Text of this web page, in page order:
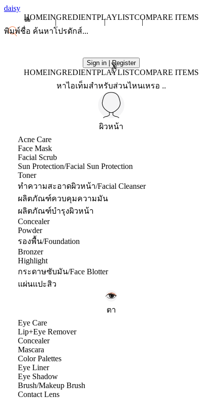
daisy
HOMEINGREDIENTPLAYLISTCOMPARE ITEMS
Sign in | Register
X
HOMEINGREDIENTPLAYLISTCOMPARE ITEMS
หาไอเท็มสำหรับส่วนไหนเหรอ ..
ผิวหน้า
Acne Care
Face Mask
Facial Scrub
Sun Protection/Facial Sun Protection
Toner
ทำความสะอาดผิวหน้า/Facial Cleanser
ผลิตภัณฑ์ควบคุมความมัน
ผลิตภัณฑ์บำรุงผิวหน้า
Concealer
Powder
รองพื้น/Foundation
Bronzer
Highlight
กระดาษซับมัน/Face Blotter
แผ่นแปะสิว
ตา
Eye Care
Lip+Eye Remover
Concealer
Mascara
Color Palettes
Eye Liner
Eye Shadow
Brush/Makeup Brush
Contact Lens